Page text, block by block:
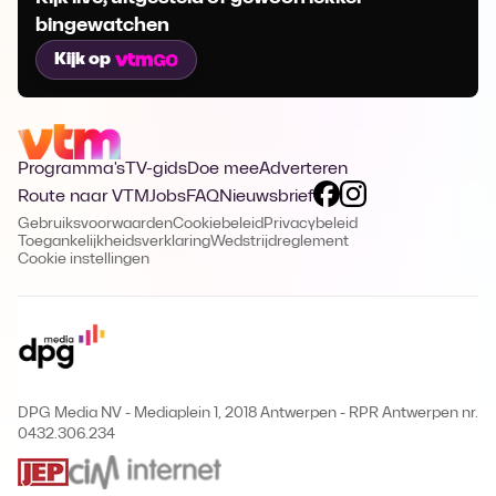
bingewatchen
Kijk op
Programma's TV-gidsDoe meeAdverteren
Route naar VTMJobsFAQNieuwsbrief
GebruiksvoorwaardenCookiebeleid Privacybeleid
ToegankelijkheidsverklaringWedstrijdreglement
Cookie instellingen
DPG Media NV - Mediaplein 1, 2018 Antwerpen - RPR Antwerpen nr.
0432.306.234